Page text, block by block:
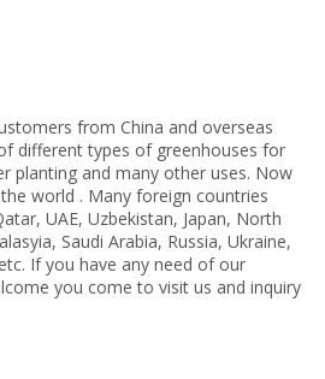
from China and overseas
different types of greenhouses for
planting and many other uses. Now
world . Many foreign countries
UAE, Uzbekistan, Japan, North
Saudi Arabia, Russia, Ukraine,
If you have any need of our
you come to visit us and inquiry